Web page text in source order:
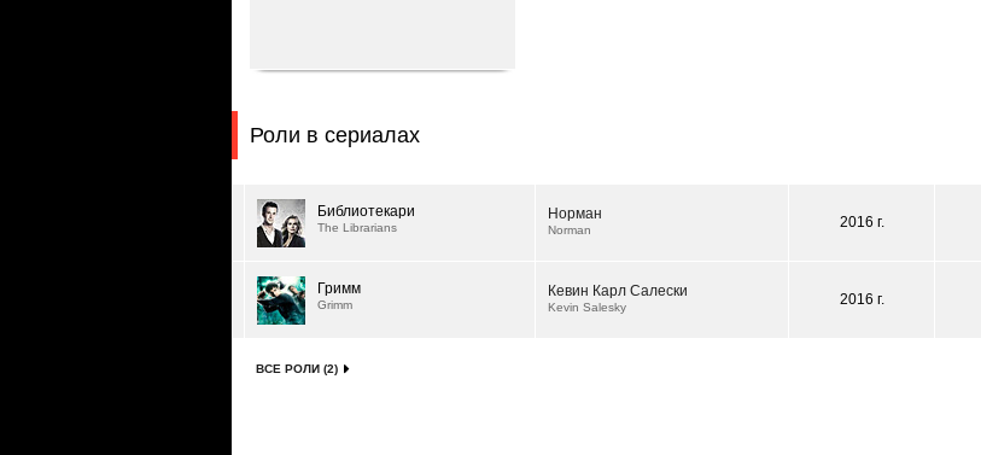
Роли в сериалах
Библиотекари
The Librarians
Норман
Norman 2016 г.
Гримм
Grimm
Кевин Карл Салески
Kevin Salesky 2016 г.
ВСЕ РОЛИ (2)